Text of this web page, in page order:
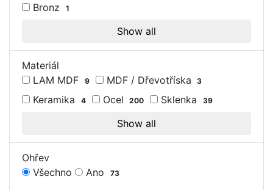
Bronz 1
Show all
Materiál
LAM MDF
9 MDF / Dřevotříska 3
Keramika 4 Ocel 200 Sklenka 39
Show all
Ohřev
Všechno
Ano 73